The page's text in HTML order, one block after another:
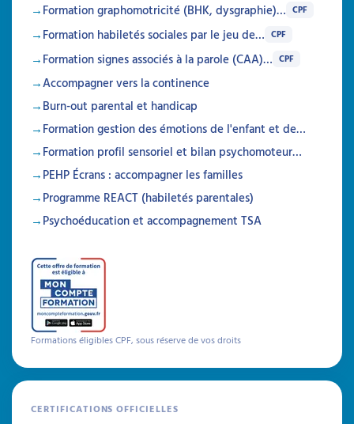
Formation graphomotricité (BHK, dysgraphie)… CPF
Formation habiletés sociales par le jeu de… CPF
Formation signes associés à la parole (CAA)… CPF
Accompagner vers la continence
Burn-out parental et handicap
Formation gestion des émotions de l'enfant et de…
Formation profil sensoriel et bilan psychomoteur…
PEHP Écrans : accompagner les familles
Programme REACT (habiletés parentales)
Psychoéducation et accompagnement TSA
Formations éligibles CPF, sous réserve de vos droits
CERTIFICATIONS OFFICIELLES